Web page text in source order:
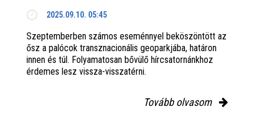
2025.09.10. 05:45
Szeptemberben számos eseménnyel beköszöntött az
ősz a palócok transznacionális geoparkjába, határon
innen és túl. Folyamatosan bővülő hírcsatornánkhoz
érdemes lesz vissza-visszatérni.
Tovább olvasom